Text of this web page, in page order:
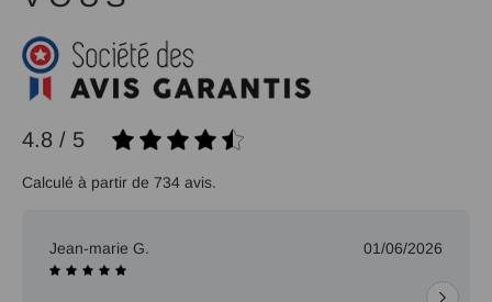
4.8 / 5
Calculé à partir de 734 avis.
Jean-marie G. 01/06/2026